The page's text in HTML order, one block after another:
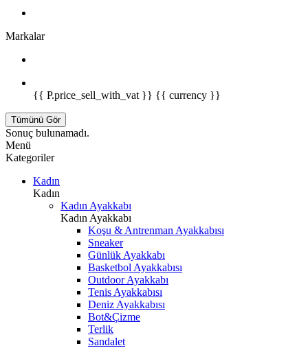
Markalar
{{ P.price_sell_with_vat }} {{ currency }}
Tümünü Gör
Sonuç bulunamadı.
Menü
Kategoriler
Kadın
Kadın
Kadın Ayakkabı
Kadın Ayakkabı
Koşu & Antrenman Ayakkabısı
Sneaker
Günlük Ayakkabı
Basketbol Ayakkabısı
Outdoor Ayakkabı
Tenis Ayakkabısı
Deniz Ayakkabısı
Bot&Çizme
Terlik
Sandalet